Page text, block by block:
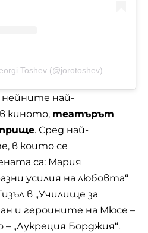
Toshev (@jorotoshev)
нейните най-
киното, театърът
. Сред най-
в които се
са: Мария
усилия на любовта“
в „Училище за
и героините на Мюсе –
„Лукреция Борджия“.